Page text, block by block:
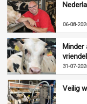
06-08-
31-07-
Veilig